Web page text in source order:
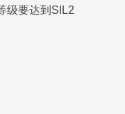
级要达到SIL2